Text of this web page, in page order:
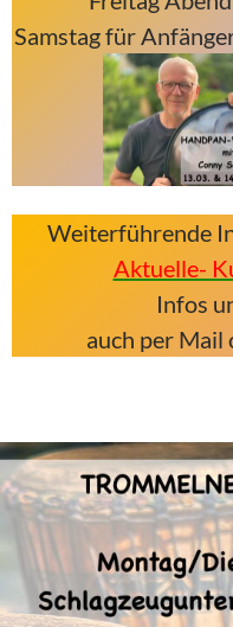
Samstag für
Weiterführende
Aktuelle-
Infos
auch per